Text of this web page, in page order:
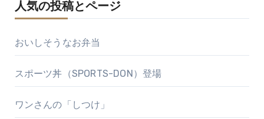
人気の投稿とページ
おいしそうなお弁当
スポーツ丼（SPORTS-DON）登場
ワンさんの「しつけ」